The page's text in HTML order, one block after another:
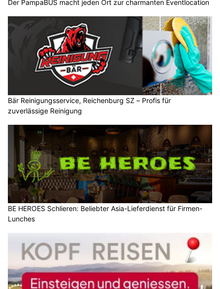
Der PampaBUS macht jeden Ort zur charmanten Eventlocation
Bär Reinigungsservice, Reichenburg SZ – Profis für
zuverlässige Reinigung
BE HEROES Schlieren: Beliebter Asia-Lieferdienst für Firmen-
Lunches